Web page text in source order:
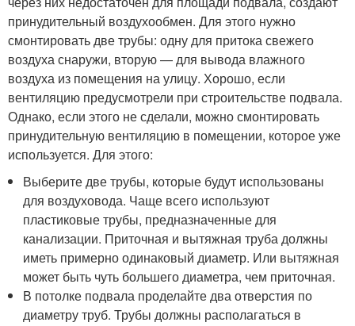
принудительный воздухообмен. Для этого нужно
смонтировать две трубы: одну для притока свежего
воздуха снаружи, вторую — для вывода влажного
воздуха из помещения на улицу. Хорошо, если
вентиляцию предусмотрели при строительстве подвала.
Однако, если этого не сделали, можно смонтировать
принудительную вентиляцию в помещении, которое уже
используется. Для этого:
Выберите две трубы, которые будут использованы
для воздуховода. Чаще всего используют
пластиковые трубы, предназначенные для
канализации. Приточная и вытяжная труба должны
иметь примерно одинаковый диаметр. Или вытяжная
может быть чуть большего диаметра, чем приточная.
В потолке подвала проделайте два отверстия по
диаметру труб. Трубы должны располагаться в